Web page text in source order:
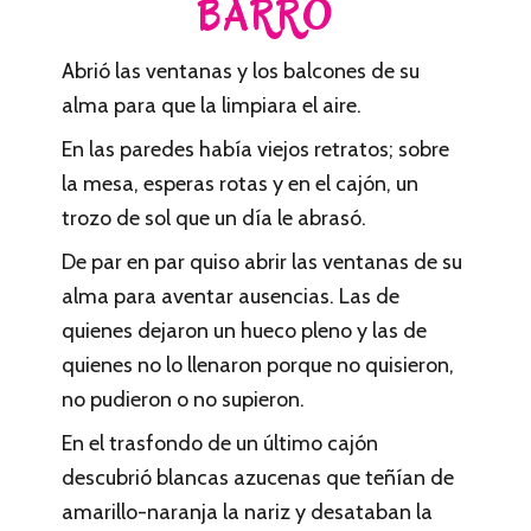
BARRO
Abrió las ventanas y los balcones de su
alma para que la limpiara el aire.
En las paredes había viejos retratos; sobre
la mesa, esperas rotas y en el cajón, un
trozo de sol que un día le abrasó.
De par en par quiso abrir las ventanas de su
alma para aventar ausencias. Las de
quienes dejaron un hueco pleno y las de
quienes no lo llenaron porque no quisieron,
no pudieron o no supieron.
En el trasfondo de un último cajón
descubrió blancas azucenas que teñían de
amarillo-naranja la nariz y desataban la